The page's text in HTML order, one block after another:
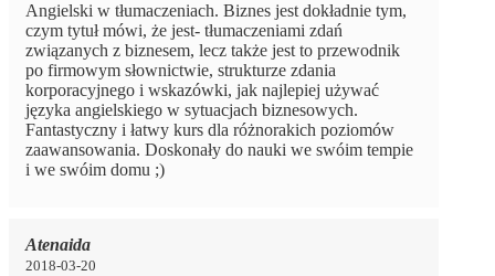
Angielski w tłumaczeniach. Biznes jest dokładnie tym,
czym tytuł mówi, że jest- tłumaczeniami zdań
związanych z biznesem, lecz także jest to przewodnik
po firmowym słownictwie, strukturze zdania
korporacyjnego i wskazówki, jak najlepiej używać
języka angielskiego w sytuacjach biznesowych.
Fantastyczny i łatwy kurs dla różnorakich poziomów
zaawansowania. Doskonały do nauki we swóim tempie
i we swóim domu ;)
Atenaida
2018-03-20